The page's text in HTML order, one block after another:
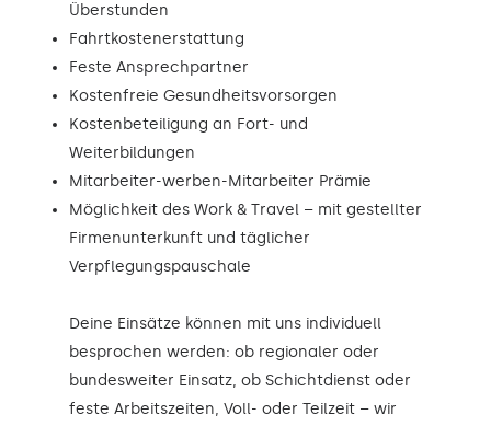
Überstunden
Fahrtkostenerstattung
Feste Ansprechpartner
Kostenfreie Gesundheitsvorsorgen
Kostenbeteiligung an Fort- und
Weiterbildungen
Mitarbeiter-werben-Mitarbeiter Prämie
Möglichkeit des Work & Travel – mit gestellter
Firmenunterkunft und täglicher
Verpflegungspauschale
Deine Einsätze können mit uns individuell
besprochen werden: ob regionaler oder
bundesweiter Einsatz, ob Schichtdienst oder
feste Arbeitszeiten, Voll- oder Teilzeit – wir